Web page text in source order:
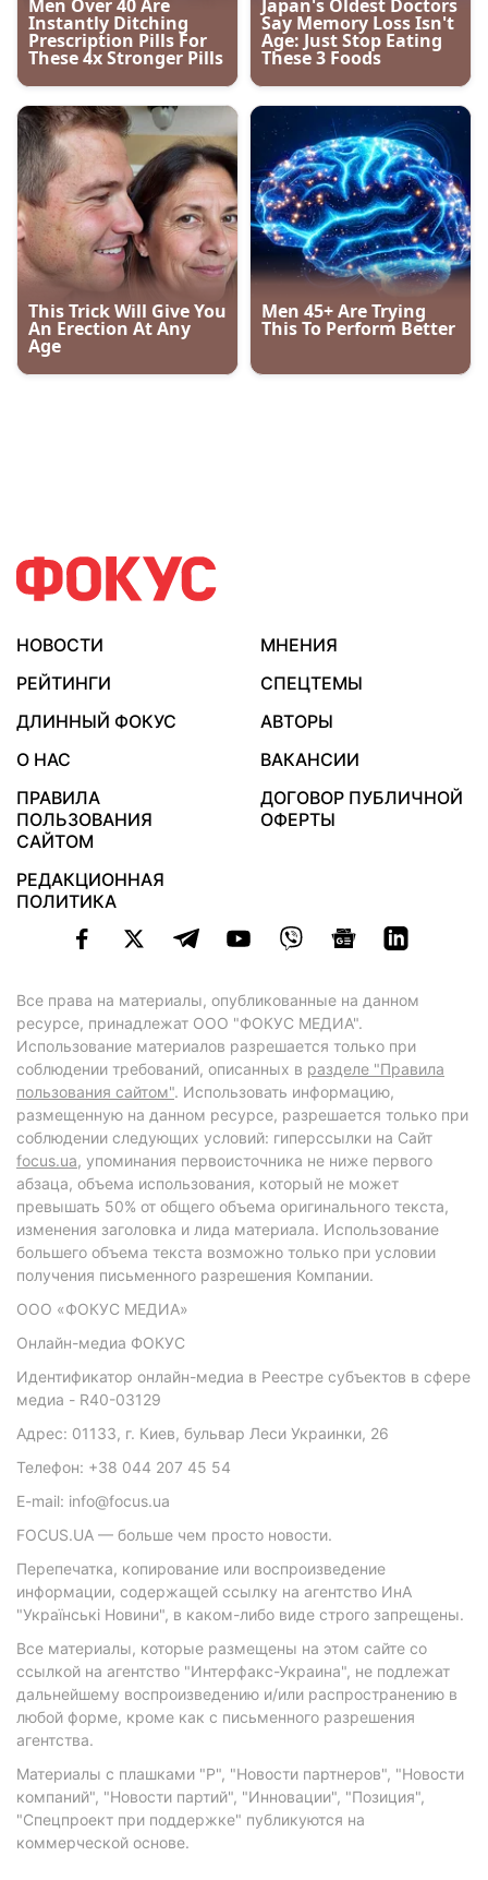
НОВОСТИ
МНЕНИЯ
РЕЙТИНГИ
СПЕЦТЕМЫ
ДЛИННЫЙ ФОКУС
АВТОРЫ
О НАС
ВАКАНСИИ
ПРАВИЛА
ПОЛЬЗОВАНИЯ
САЙТОМ
ДОГОВОР ПУБЛИЧНОЙ
ОФЕРТЫ
РЕДАКЦИОННАЯ
ПОЛИТИКА
Все права на материалы, опубликованные на данном
ресурсе, принадлежат ООО "ФОКУС МЕДИА".
Использование материалов разрешается только при
соблюдении требований, описанных в разделе "Правила
пользования сайтом". Использовать информацию,
размещенную на данном ресурсе, разрешается только при
соблюдении следующих условий: гиперссылки на Сайт
focus.ua, упоминания первоисточника не ниже первого
абзаца, объема использования, который не может
превышать 50% от общего объема оригинального текста,
изменения заголовка и лида материала. Использование
большего объема текста возможно только при условии
получения письменного разрешения Компании.
ООО «ФОКУС МЕДИА»
Онлайн-медиа ФОКУС
Идентификатор онлайн-медиа в Реестре субъектов в сфере
медиа - R40-03129
Адрес: 01133, г. Киев, бульвар Леси Украинки, 26
Телефон: +38 044 207 45 54
E-mail: info@focus.ua
FOCUS.UA — больше чем просто новости.
Перепечатка, копирование или воспроизведение
информации, содержащей ссылку на агентство ИнА
"Українські Новини", в каком-либо виде строго запрещены.
Все материалы, которые размещены на этом сайте со
ссылкой на агентство "Интерфакс-Украина", не подлежат
дальнейшему воспроизведению и/или распространению в
любой форме, кроме как с письменного разрешения
агентства.
Материалы с плашками "Р", "Новости партнеров", "Новости
компаний", "Новости партий", "Инновации", "Позиция",
"Спецпроект при поддержке" публикуются на
коммерческой основе.